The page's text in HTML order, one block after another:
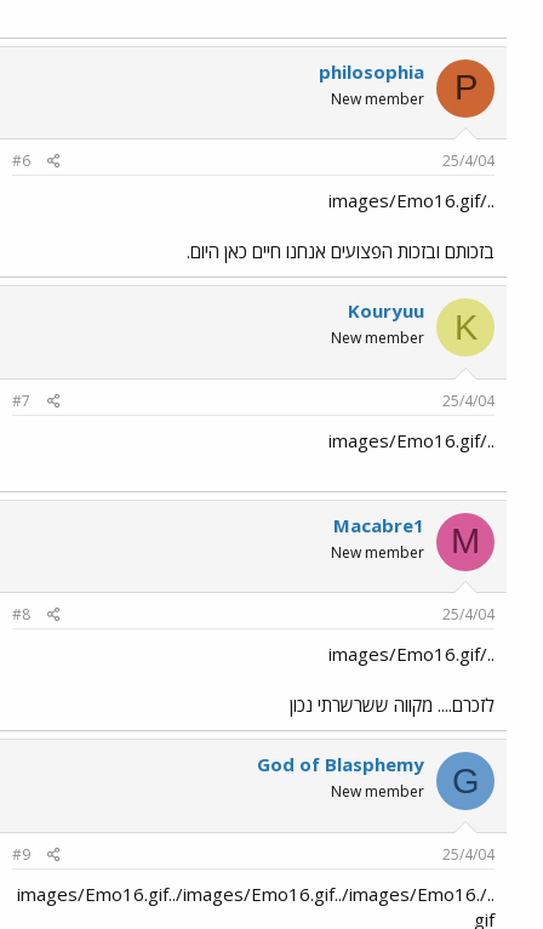
P
philosophia
New member
25/4/04
#6
../images/Emo16.gif
בזכותם ובזכות הפצועים אנחנו חיים כאן היום.
K
Kouryuu
New member
25/4/04
#7
../images/Emo16.gif
M
Macabre1
New member
25/4/04
#8
../images/Emo16.gif
לזכרם.... מקווה ששרשרתי נכון
G
God of Blasphemy
New member
25/4/04
#9
../images/Emo16.gif../images/Emo16.gif../images/Emo16.
gif